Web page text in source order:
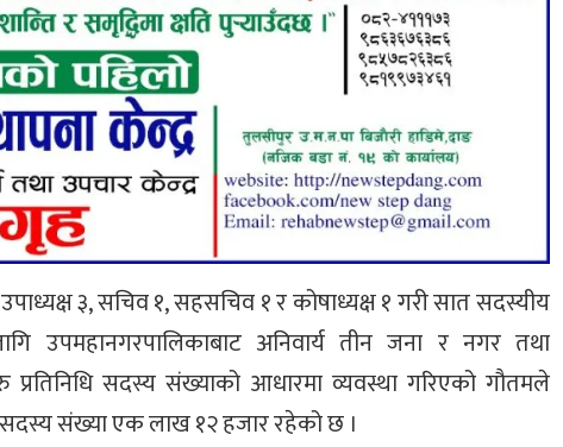
३, सचिव १, सहसचिव १ र कोषाध्यक्ष १ गरी सात सदस्यीय
उपमहानगरपालिकाबाट अनिवार्य तीन जना र नगर तथा
प्रतिनिधि सदस्य संख्याको आधारमा व्यवस्था गरिएको गौतमले
सदस्य संख्या एक लाख १२ हजार रहेको छ ।